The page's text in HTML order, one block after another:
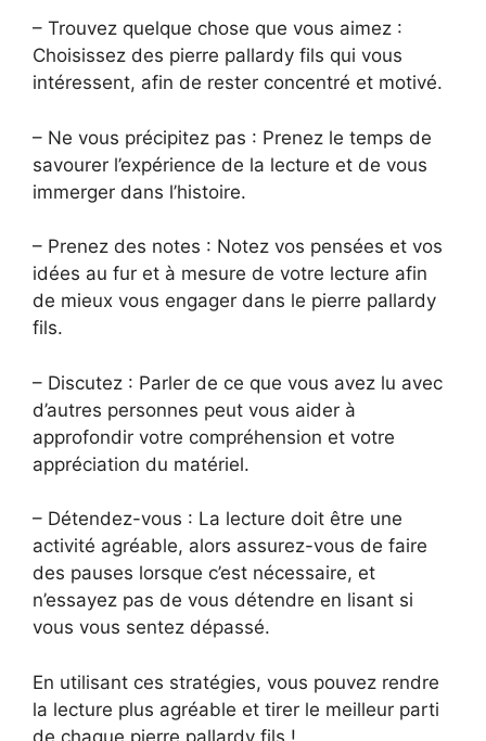
– Trouvez quelque chose que vous aimez :
Choisissez des pierre pallardy fils qui vous
intéressent, afin de rester concentré et motivé.
– Ne vous précipitez pas : Prenez le temps de
savourer l’expérience de la lecture et de vous
immerger dans l’histoire.
– Prenez des notes : Notez vos pensées et vos
idées au fur et à mesure de votre lecture afin
de mieux vous engager dans le pierre pallardy
fils.
– Discutez : Parler de ce que vous avez lu avec
d’autres personnes peut vous aider à
approfondir votre compréhension et votre
appréciation du matériel.
– Détendez-vous : La lecture doit être une
activité agréable, alors assurez-vous de faire
des pauses lorsque c’est nécessaire, et
n’essayez pas de vous détendre en lisant si
vous vous sentez dépassé.
En utilisant ces stratégies, vous pouvez rendre
la lecture plus agréable et tirer le meilleur parti
de chaque pierre pallardy fils !